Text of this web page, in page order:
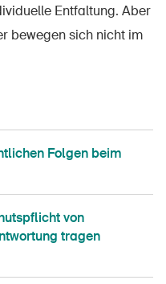
Entfaltung. Aber
bewegen sich nicht im
Folgen beim
von
tragen